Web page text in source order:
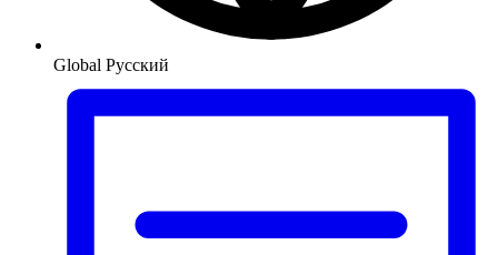
Global Русский